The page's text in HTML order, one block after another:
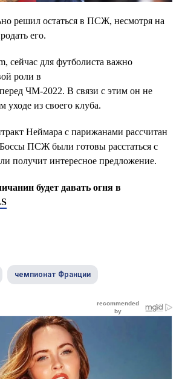
решил остаться в ПСЖ, несмотря на
его.
сейчас для футболиста важно
роли в
ЧМ-2022. В связи с этим он не
уходе из своего клуба.
Неймара с парижанами рассчитан
ПСЖ были готовы расстаться с
получит интересное предложение.
будет давать огня в
чемпионат Франции